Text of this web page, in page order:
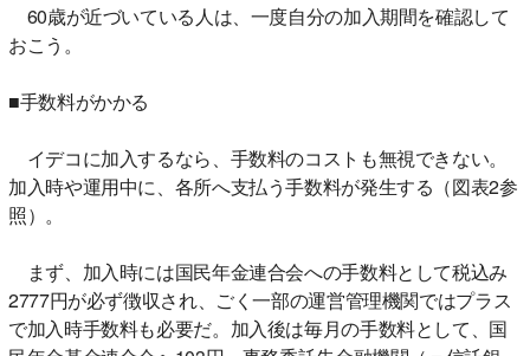
60歳が近づいている人は、一度自分の加入期間を確認して
おこう。
■手数料がかかる
イデコに加入するなら、手数料のコストも無視できない。
加入時や運用中に、各所へ支払う手数料が発生する（図表2参
照）。
まず、加入時には国民年金連合会への手数料として税込み
2777円が必ず徴収され、ごく一部の運営管理機関ではプラス
で加入時手数料も必要だ。加入後は毎月の手数料として、国